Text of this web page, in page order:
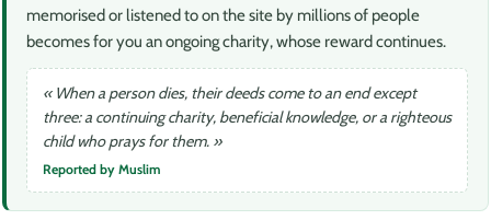
memorised or listened to on the site by millions of people
becomes for you an ongoing charity, whose reward continues.
« When a person dies, their deeds come to an end except
three: a continuing charity, beneficial knowledge, or a righteous
child who prays for them. »
Reported by Muslim